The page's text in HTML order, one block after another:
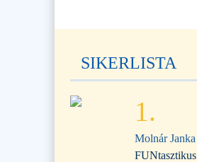
SIKERLISTA
1.
Molnár Janka
FUNtasztikus